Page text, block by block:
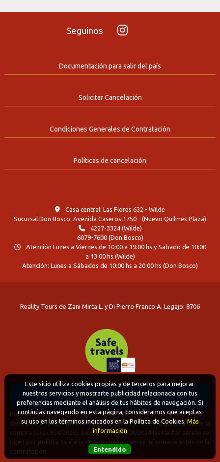
Seguinos
Documentación para salir del país
Solicitar Cancelación
Condiciones Generales de Contratación
Políticas de cancelación
Casa central: Las Flores 632 - Wilde
Sucursal Don Bosco: Avenida Caseros 1750 - (Nuevo Quilmes Plaza)
4227-3324 (Wilde)
6079-7600 (Don Bosco)
Atención Lunes a Viernes de 10:00 a 19:00 hs y Sabado de 10:00
a 13:00 hs (Wilde)
Atención: Lunes a Sábados de 10:00 hs a 20:00 hs (Don Bosco)
Reality Tours de Zani Mirta L. y Di Pierro Franco A. Legajo: 8706
Boton de arrepentimiento
Podés cancelar tus compras realizadas de forma online o telefonica
dentro de un plazo máximo de 10 días desde la fecha que realizaste la
compra (Disp.954/2025). Según decreto 809/2024 las tarifas aéreas se
Este sitio utiliza cookies propias y de terceros para mejorar
nuestros servicios y mostrarte publicidad relacionada con tus
preferencias mediante el análisis de tus hábitos de navegación. Si
continúas navegando en esta página, consideramos que aceptas
su uso en los términos indicados en la Política de Cookies. Más
información
Entendido